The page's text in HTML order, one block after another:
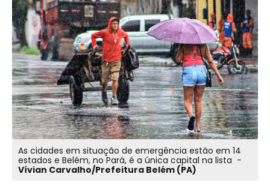
As cidades em situação de emergência estão em 14
estados e Belém, no Pará, é a única capital na lista -
Vívian Carvalho/Prefeitura Belém (PA)